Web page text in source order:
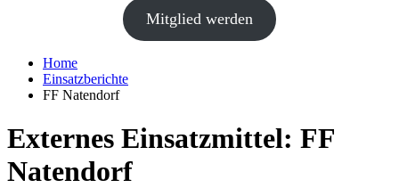
Mitglied werden
Home
Einsatzberichte
FF Natendorf
Externes Einsatzmittel: FF
Natendorf